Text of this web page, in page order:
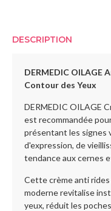
DESCRIPTION
DERMEDIC OILAGE
Contour des Yeux
DERMEDIC OILAGE
est recommandée
présentant les signes
d'expression, de
tendance aux cernes
Cette crème anti rides
moderne revitalise
yeux, réduit les